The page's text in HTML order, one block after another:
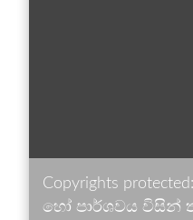
Copyrights
හෝ පාර්ශවය විසින්